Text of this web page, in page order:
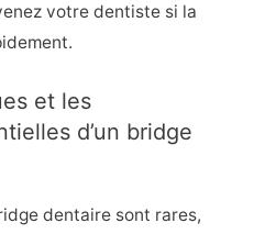
votre dentiste si la
et les
d’un bridge
dentaire sont rares,